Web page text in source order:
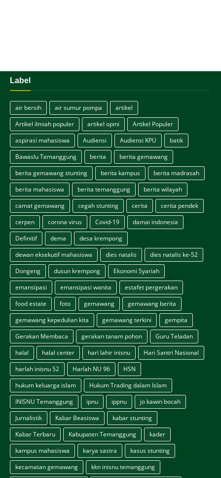
Label
air bersih air sumur pompa
artikel
Artikel ilmiah populer
artikel opini
Artikel Populer
aspirasi mahasiswa
Audiensi Audiensi KPU
batik
Bawaslu Temanggung
berita
berita gemawang
berita gemawang stunting
berita kampus
berita madrasah
berita mahasiswa
berita temanggung
berita wilayah
camat gemawang
cegah stunting cerita
cerita pendek
cerpen
corona virus Covid-19
damai indonesia
Definitif
dema
desa krempong
dewan eksekutif mahasiswa
dies natalis
dies natalis ke-52
Dongeng
dusun krempong
Ekonomi Syariah
emansipasi
emansipasi wanita
estafet pergerakan
food estate
foto gemawang
gemawang berita
gemawang kepedulian kita
gemawang terkini
gempita
Gerakan Membaca
gerakan tanam pohon
Guru Teladan
halal
halal center hari lahir inisnu
Hari Santri Nasional
harlah inisnu 52
Harlah NU 96
HSN
hukum keluarga islam
Hukum Trading dalam Islam
INISNU Temanggung
ipnu ippnu
jo kawin bocah
Jurnalistik
Kabar Beasiswa
kabar stunting
Kabar Terbaru
Kabupaten Temanggung
kader
kampus mahasiswa
karya sastra
kasus stunting
kecamatan gemawang
kkn inisnu temanggung